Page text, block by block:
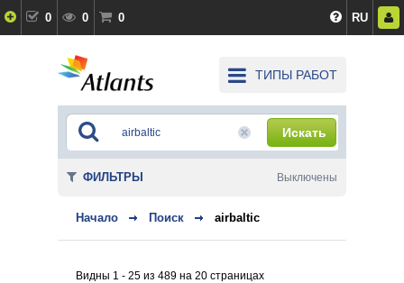
0 0 0 RU
ТИПЫ РАБОТ
Искать
Начало Поиск airbaltic
Видны 1 - 25 из 489 на 20 страницах
ФИЛЬТРЫ Выключены